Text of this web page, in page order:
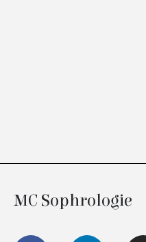
MC Sophrologie